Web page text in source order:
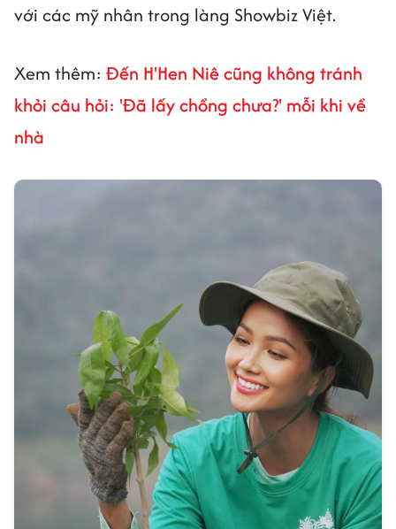
với các mỹ nhân trong làng Showbiz Việt.
Xem thêm: Đến H'Hen Niê cũng không tránh
khỏi câu hỏi: 'Đã lấy chồng chưa?' mỗi khi về
nhà